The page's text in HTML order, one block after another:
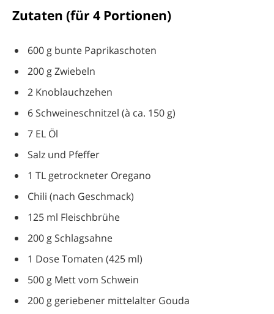
Zutaten (für 4 Portionen)
600 g bunte Paprikaschoten
200 g Zwiebeln
2 Knoblauchzehen
6 Schweineschnitzel (à ca. 150 g)
7 EL Öl
Salz und Pfeffer
1 TL getrockneter Oregano
Chili (nach Geschmack)
125 ml Fleischbrühe
200 g Schlagsahne
1 Dose Tomaten (425 ml)
500 g Mett vom Schwein
200 g geriebener mittelalter Gouda